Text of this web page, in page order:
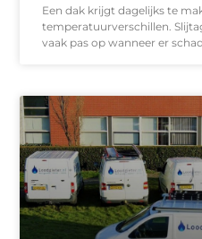
Een dak krijgt dagelijks te
temperatuurverschillen.
vaak pas op wanneer er